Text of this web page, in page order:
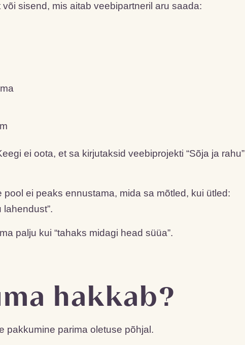
sisend, mis aitab veebipartneril aru saada:
ei oota, et sa kirjutaksid veebiprojekti “Sõja ja rahu”
ei peaks ennustama, mida sa mõtled, kui ütled:
palju kui “tahaks midagi head süüa”.
hakkab?
pakkumine parima oletuse põhjal.